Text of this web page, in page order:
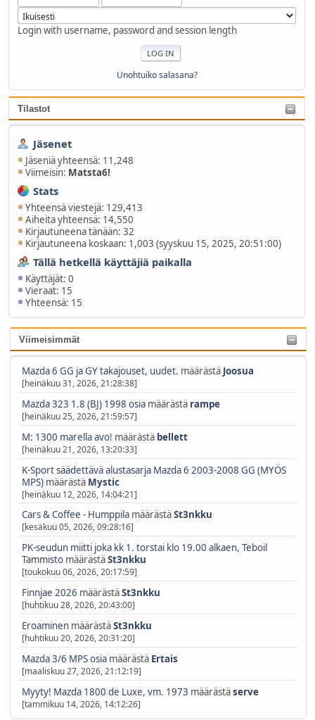
Login with username, password and session length
Unohtuiko salasana?
Tilastot
Jäsenet
Jäseniä yhteensä: 11,248
Viimeisin: Matsta6!
Stats
Yhteensä viestejä: 129,413
Aiheita yhteensä: 14,550
Kirjautuneena tänään: 32
Kirjautuneena koskaan: 1,003 (syyskuu 15, 2025, 20:51:00)
Tällä hetkellä käyttäjiä paikalla
Käyttäjät: 0
Vieraat: 15
Yhteensä: 15
Viimeisimmät
Mazda 6 GG ja GY takajouset, uudet. määrästä Joosua
[heinäkuu 31, 2026, 21:28:38]
Mazda 323 1.8 (BJ) 1998 osiamäärästä rampe
[heinäkuu 25, 2026, 21:59:57]
M: 1300 marella avo! määrästä bellett
[heinäkuu 21, 2026, 13:20:33]
K-Sport säädettävä alustasarja Mazda 6 2003-2008 GG (MYÖS
MPS)määrästä Mystic
[heinäkuu 12, 2026, 14:04:21]
Cars & Coffee - HumppilamäärästäSt3nkku
[kesäkuu 05, 2026, 09:28:16]
PK-seudun miitti joka kk 1. torstai klo 19.00 alkaen, Teboil
TammistomäärästäSt3nkku
[toukokuu 06, 2026, 20:17:59]
Finnjae 2026 määrästäSt3nkku
[huhtikuu 28, 2026, 20:43:00]
EroaminenmäärästäSt3nkku
[huhtikuu 20, 2026, 20:31:20]
Mazda 3/6 MPS osia määrästä Ertais
[maaliskuu 27, 2026, 21:12:19]
Myyty! Mazda 1800 de Luxe, vm. 1973 määrästäserve
[tammikuu 14, 2026, 14:12:26]